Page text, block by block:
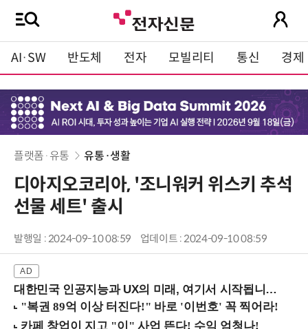
AI·SW 반도체 전자 모빌리티 통신 경제
플랫폼·유통 유통·생활
디아지오코리아, '조니워커 위스키 추석
선물 세트' 출시
발행일 : 2024-09-10 08:59 업데이트 : 2024-09-10 08:59
대한민국 인공지능과 UX의 미래, 여기서 시작됩니다! (9/2 강남역)